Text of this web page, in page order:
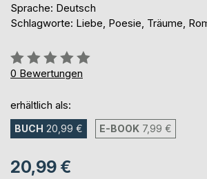
Sprache: Deutsch
Schlagworte: Liebe, Poesie, Träume,
Bewertung::
0%
0 Bewertungen
erhältlich als:
BUCH 20,99 € E-BOOK 7,99 €
20,99 €